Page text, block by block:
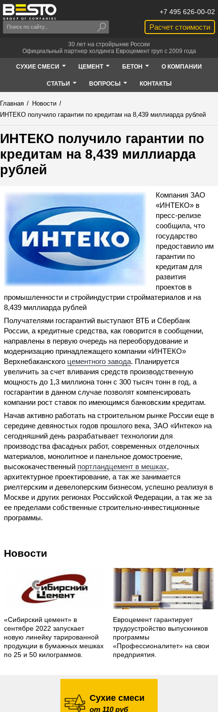
Расчет стоимости
+7 495 626-00-02
30 лет на стройрынке России
Официальный партнер холдинга Евроцемент груп с 2009 года
СУХИЕ СМЕСИ ЦЕМЕНТ БЕТОН О КОМПАНИИ
СТАТЬИ ВОПРОСЫ КОНТАКТЫ
Главная / Новости /
ИНТЕКО получило гарантии по кредитам на 8,439 миллиарда рублей
ИНТЕКО получило гарантии по
кредитам на 8,439 миллиарда
рублей
Компания ЗАО
«ИНТЕКО» в
пресс-релизе
сообщила, что
государство
предоставило им
гарантии по
кредитам для
развития
проектов в
промышленности и стройиндустрии стройматериалов и на
8,439 миллиарда рублей
Получателями госгарантий выступают ВТБ и Сбербанк
России, а кредитные средства, как говорится в сообщении,
направлены в первую очередь на переоборудование и
модернизацию принадлежащего компании «ИНТЕКО»
Верхнебаканского цементного завода. Планируется
увеличить за счет вливания средств производственную
мощность до 1,3 миллиона тонн с 300 тысяч тонн в год, а
госгарантии в данном случае позволят компенсировать
компании рост ставок по имеющимся банковским кредитам.
Начав активно работать на строительном рынке России еще в
середине девяностых годов прошлого века, ЗАО «Интеко» на
сегодняшний день разрабатывает технологии для
производства фасадных работ, современных отделочных
материалов, монолитное и панельное домостроение,
высококачественный портландцемент в мешках,
архитектурное проектирование, а так же занимается
риелтерским и девелоперским бизнесом, успешно реализуя в
Москве и других регионах Российской Федерации, а так же за
ее пределами собственные строительно-инвестиционные
программы.
Новости
«Сибирский цемент» в
сентябре 2022 запускает
новую линейку тарированной
продукции в бумажных мешках
по 25 и 50 килограммов.
Евроцемент гарантирует
трудоустройство выпускников
программы
«Профессионалитет» на свои
предприятия.
Сухие смеси
от 110 руб